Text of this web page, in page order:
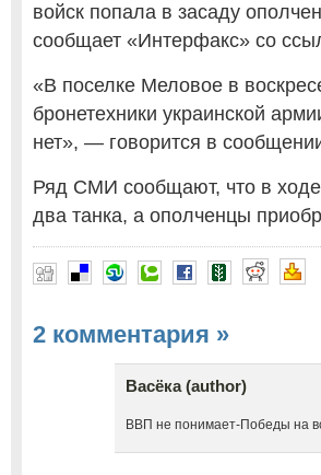
войск попала в засаду
сообщает «Интерфакс» со
«В поселке Меловое в
бронетехники украинской
нет», — говорится в
Ряд СМИ сообщают, что в ходе
два танка, а ополченцы
2 комментария »
Васёка (author)
ВВП не понимает-Победы на